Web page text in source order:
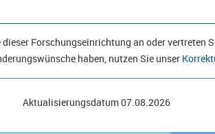
dieser Forschungseinrichtung an oder vertreten
haben, nutzen Sie unser
Aktualisierungsdatum07.08.2026